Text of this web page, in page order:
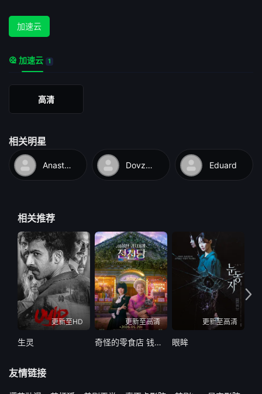
加速云
加速云 1
高清
相关明星
Anastasia Dovzhenko Eduard
相关推荐
更新至HD
生灵
更新至高清
奇怪的零食店 钱天堂
更新至高清
眼眸
友情链接